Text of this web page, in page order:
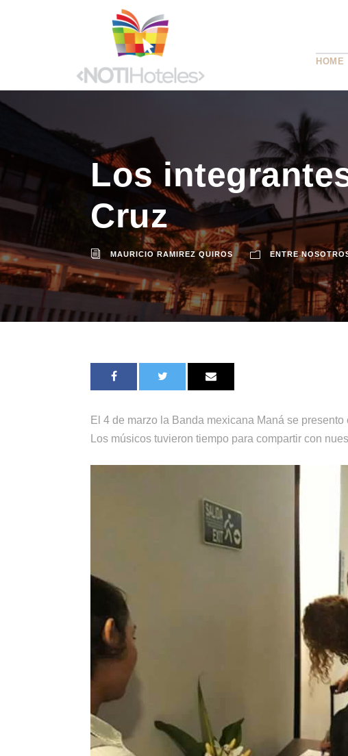
HOME
Los
Cruz
MAURICIO RAMIREZ QUIROS ENTRE
El 4 de marzo la Banda mexicana Maná se
Los músicos tuvieron tiempo para compartir con